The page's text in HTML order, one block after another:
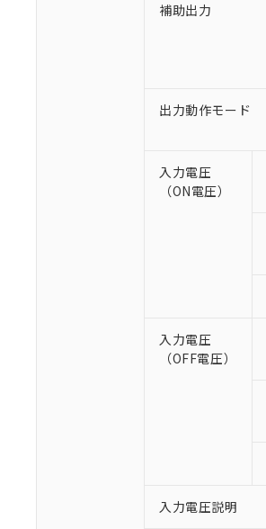
補助出力
出力動作モード
入力電圧
（ON電圧）
入力電圧
（OFF電圧）
入力電圧説明